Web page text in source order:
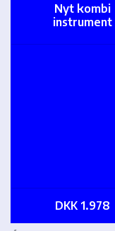
Nyt kombi
instrument
DKK 1.978